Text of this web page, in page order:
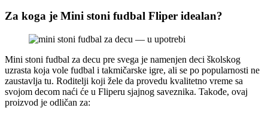
Za koga je Mini stoni fudbal Fliper idealan?
Mini stoni fudbal za decu pre svega je namenjen deci školskog
uzrasta koja vole fudbal i takmičarske igre, ali se po popularnosti ne
zaustavlja tu. Roditelji koji žele da provedu kvalitetno vreme sa
svojom decom naći će u Fliperu sjajnog saveznika. Takođe, ovaj
proizvod je odličan za: